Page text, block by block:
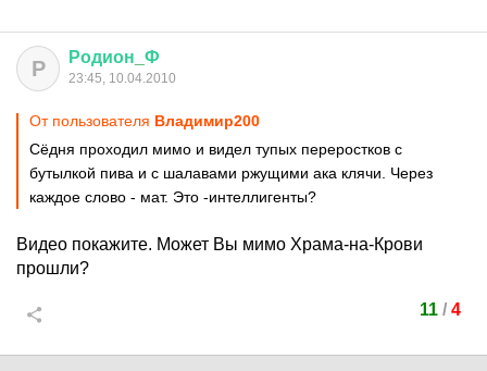
Р Родион Ф
23:45, 10.04.2010
От пользователя Bладимир200
Сёдня проходил мимо и видел тупых переростков с
бутылкой пива и с шалавами ржущими ака клячи. Через
каждое слово - мат. Это -интеллигенты?
Видео покажите. Может Вы мимо Храма-на-Крови
прошли?
11/ 4